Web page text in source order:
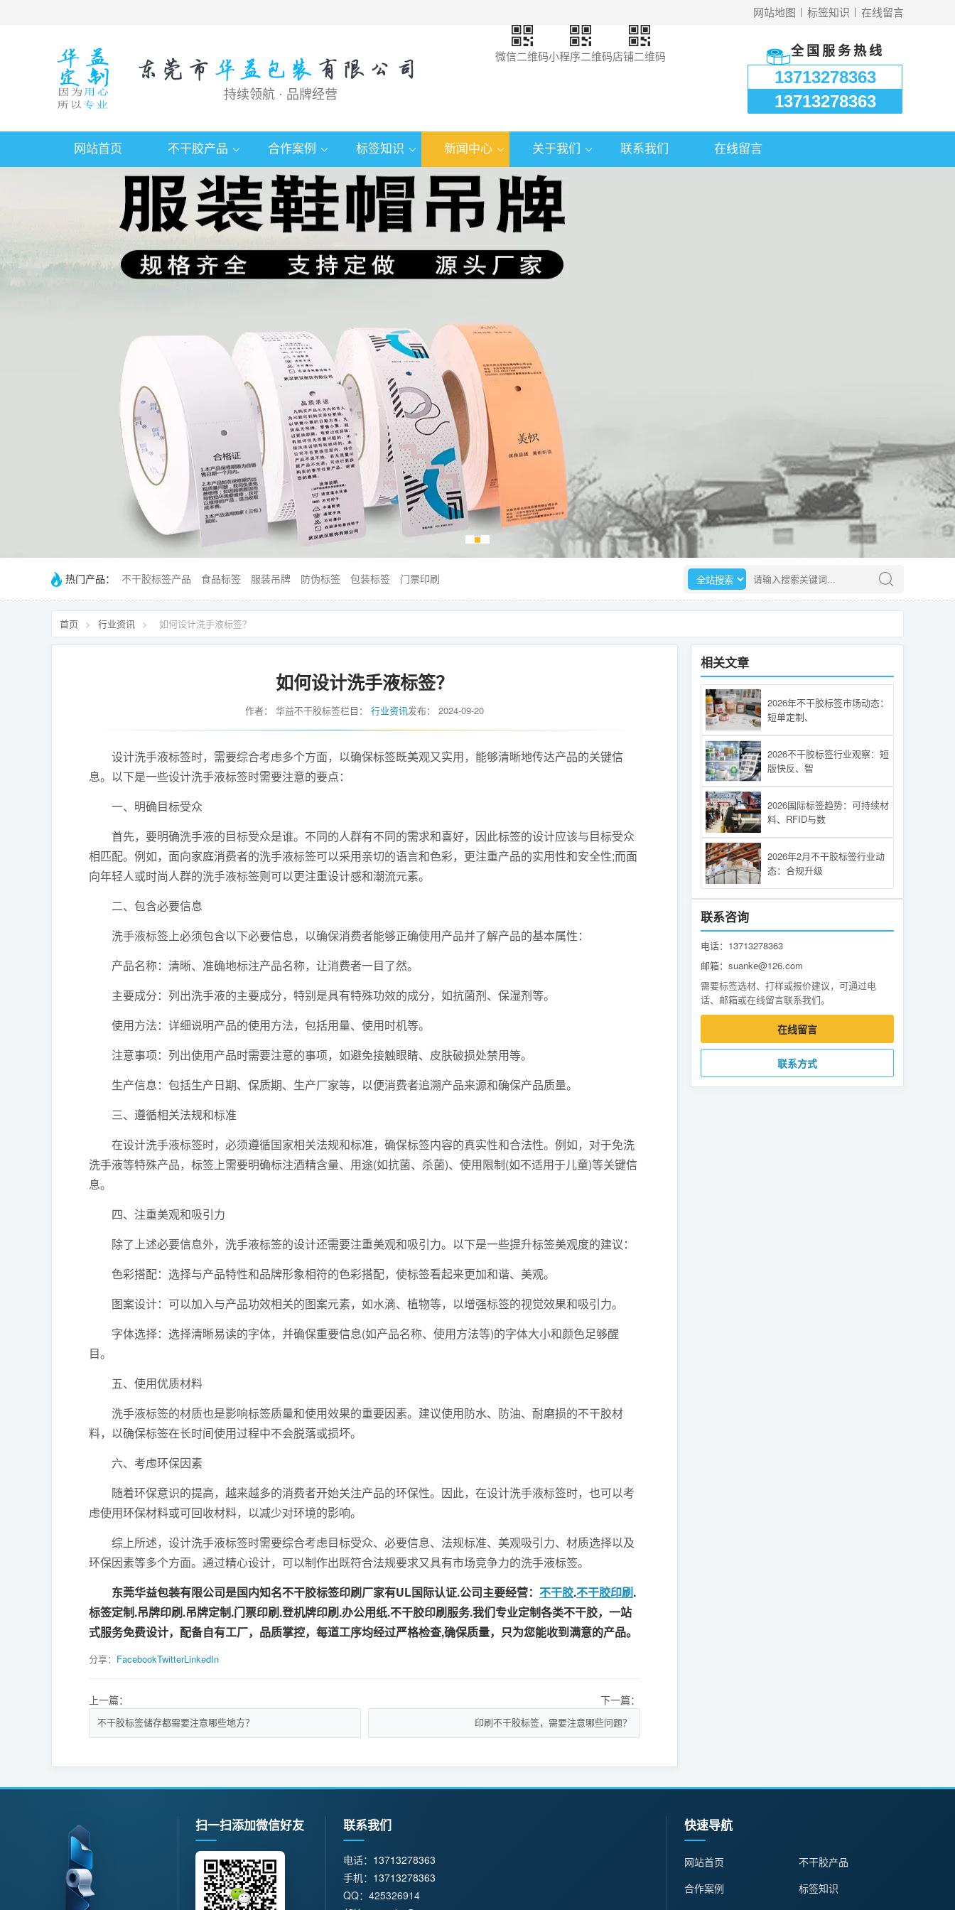
在线留言
标签知识
网站地图
持续领航 · 品牌经营
微信二维码小程序二维码店铺二维码 全国服务热线
13713278363
13713278363
网站首页 不干胶产品 合作案例 标签知识 新闻中心 关于我们 联系我们 在线留言
选择搜索范围 请输入搜索关键词
热门产品： 不干胶标签产品 食品标签 服装吊牌 防伪标签 包装标签 门票印刷
首页 > 行业资讯 > 如何设计洗手液标签？
如何设计洗手液标签？
作者： 华益不干胶标签栏目： 行业资讯发布： 2024-09-20
设计洗手液标签时，需要综合考虑多个方面，以确保标签既美观又实用，能够清晰地传达产品的关键信
息。以下是一些设计洗手液标签时需要注意的要点：
一、明确目标受众
首先，要明确洗手液的目标受众是谁。不同的人群有不同的需求和喜好，因此标签的设计应该与目标受众
相匹配。例如，面向家庭消费者的洗手液标签可以采用亲切的语言和色彩，更注重产品的实用性和安全性;而面
向年轻人或时尚人群的洗手液标签则可以更注重设计感和潮流元素。
二、包含必要信息
洗手液标签上必须包含以下必要信息，以确保消费者能够正确使用产品并了解产品的基本属性：
产品名称：清晰、准确地标注产品名称，让消费者一目了然。
主要成分：列出洗手液的主要成分，特别是具有特殊功效的成分，如抗菌剂、保湿剂等。
使用方法：详细说明产品的使用方法，包括用量、使用时机等。
注意事项：列出使用产品时需要注意的事项，如避免接触眼睛、皮肤破损处禁用等。
生产信息：包括生产日期、保质期、生产厂家等，以便消费者追溯产品来源和确保产品质量。
三、遵循相关法规和标准
在设计洗手液标签时，必须遵循国家相关法规和标准，确保标签内容的真实性和合法性。例如，对于免洗
洗手液等特殊产品，标签上需要明确标注酒精含量、用途(如抗菌、杀菌)、使用限制(如不适用于儿童)等关键信
息。
四、注重美观和吸引力
除了上述必要信息外，洗手液标签的设计还需要注重美观和吸引力。以下是一些提升标签美观度的建议：
色彩搭配：选择与产品特性和品牌形象相符的色彩搭配，使标签看起来更加和谐、美观。
图案设计：可以加入与产品功效相关的图案元素，如水滴、植物等，以增强标签的视觉效果和吸引力。
字体选择：选择清晰易读的字体，并确保重要信息(如产品名称、使用方法等)的字体大小和颜色足够醒
目。
五、使用优质材料
洗手液标签的材质也是影响标签质量和使用效果的重要因素。建议使用防水、防油、耐磨损的不干胶材
料，以确保标签在长时间使用过程中不会脱落或损坏。
六、考虑环保因素
随着环保意识的提高，越来越多的消费者开始关注产品的环保性。因此，在设计洗手液标签时，也可以考
虑使用环保材料或可回收材料，以减少对环境的影响。
综上所述，设计洗手液标签时需要综合考虑目标受众、必要信息、法规标准、美观吸引力、材质选择以及
环保因素等多个方面。通过精心设计，可以制作出既符合法规要求又具有市场竞争力的洗手液标签。
东莞华益包装有限公司是国内知名不干胶标签印刷厂家有UL国际认证.公司主要经营： 不干胶.不干胶印刷.
标签定制.吊牌印刷.吊牌定制.门票印刷.登机牌印刷.办公用纸.不干胶印刷服务.我们专业定制各类不干胶，一站
式服务免费设计，配备自有工厂，品质掌控，每道工序均经过严格检查,确保质量，只为您能收到满意的产品。
分享： FacebookTwitterLinkedIn
上一篇：
不干胶标签储存都需要注意哪些地方？
下一篇：
印刷不干胶标签，需要注意哪些问题？
相关文章
2026年不干胶标签市场动态：
短单定制、
2026不干胶标签行业观察：短
版快反、智
2026国际标签趋势：可持续材
料、RFID与数
2026年2月不干胶标签行业动
态：合规升级
联系咨询
电话：13713278363
邮箱：suanke@126.com
需要标签选材、打样或报价建议，可通过电
话、邮箱或在线留言联系我们。
在线留言
联系方式
扫一扫添加微信好友 联系我们
电话： 13713278363
手机： 13713278363
QQ：425326914
快速导航
网站首页
不干胶产品
合作案例
标签知识